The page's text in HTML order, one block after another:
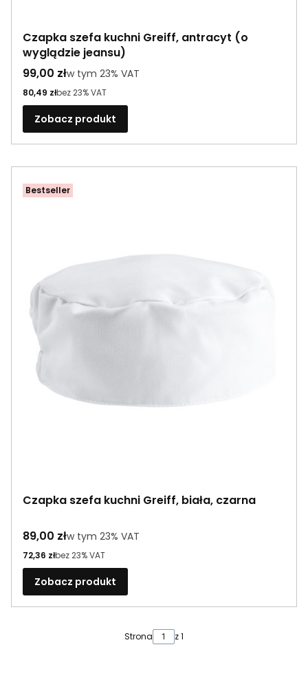
Czapka szefa kuchni Greiff, antracyt (o
wyglądzie jeansu)
Cena brutto
99,00 złw tym %s VAT
w tym 23% VAT
Cena netto
80,49 złbez 23% VAT
Zobacz produkt
Bestseller
Czapka szefa kuchni Greiff, biała, czarna
Cena brutto
89,00 złw tym %s VAT
w tym 23% VAT
Cena netto
72,36 złbez 23% VAT
Zobacz produkt
Strona z 1